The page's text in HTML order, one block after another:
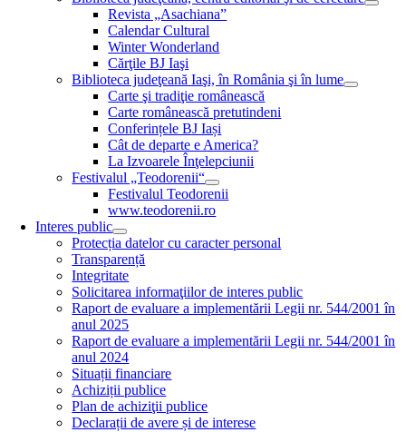
Revista „Asachiana”
Calendar Cultural
Winter Wonderland
Cărţile BJ Iaşi
Biblioteca judeţeană Iaşi, în România şi în lume
Carte şi tradiţie românească
Carte românească pretutindeni
Conferințele BJ Iași
Cât de departe e America?
La Izvoarele Înţelepciunii
Festivalul „Teodorenii“
Festivalul Teodorenii
www.teodorenii.ro
Interes public
Protecția datelor cu caracter personal
Transparență
Integritate
Solicitarea informaţiilor de interes public
Raport de evaluare a implementării Legii nr. 544/2001 în
anul 2025
Raport de evaluare a implementării Legii nr. 544/2001 în
anul 2024
Situații financiare
Achiziții publice
Plan de achiziţii publice
Declarații de avere și de interese